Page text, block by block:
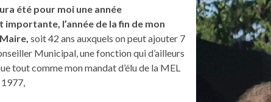
été pour moi une année
l’année de la fin de mon
soit 42 ans auxquels on peut ajouter 7
Municipal, une fonction qui d’ailleurs
tout comme mon mandat d’élu de la MEL
1977,